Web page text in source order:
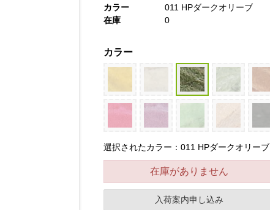
カラー
011 HPダークオリーブ
在庫
0
カラー
選択されたカラー：011 HPダークオリーブ
在庫がありません
入荷案内申し込み